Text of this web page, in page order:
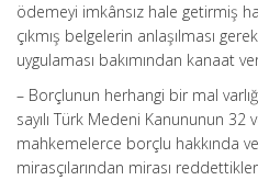
ödemeyi imkânsız hale getirmiş
çıkmış belgelerin anlaşılması
uygulaması bakımından kanaat
– Borçlunun herhangi bir mal
sayılı Türk Medeni Kanununun
mahkemelerce borçlu hakkında
mirasçılarından mirası